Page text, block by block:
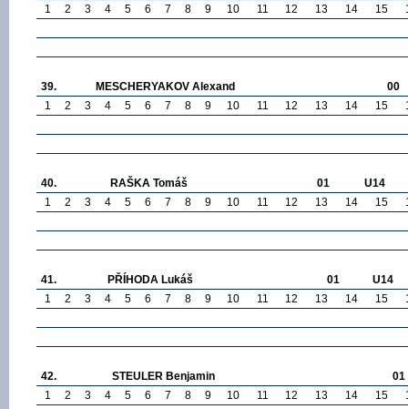
1
2 3 4 5 6 7 8 9 10 11 12 13 14 15
39. MESCHERYAKOV Alexand
00
1
2 3 4 5 6 7 8 9 10 11 12 13 14 15
40. RAŠKA Tomáš 01
U14
1
2 3 4 5 6 7 8 9 10 11 12 13 14 15
41. PŘÍHODA Lukáš 01
U14
1
2 3 4 5 6 7 8 9 10 11 12 13 14 15
42. STEULER Benjamin
01
1
2 3 4 5 6 7 8 9 10 11 12 13 14 15